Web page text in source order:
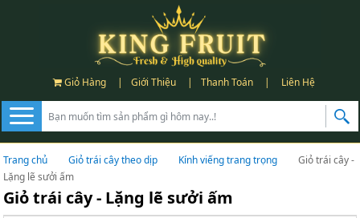
Giỏ Hàng | Giới Thiệu | Thanh Toán | Liên Hệ
Trang chủ Giỏ trái cây theo dịp Kính viếng trang trọng
Giỏ trái cây -
Lặng lẽ sưởi ấm
Giỏ trái cây - Lặng lẽ sưởi ấm